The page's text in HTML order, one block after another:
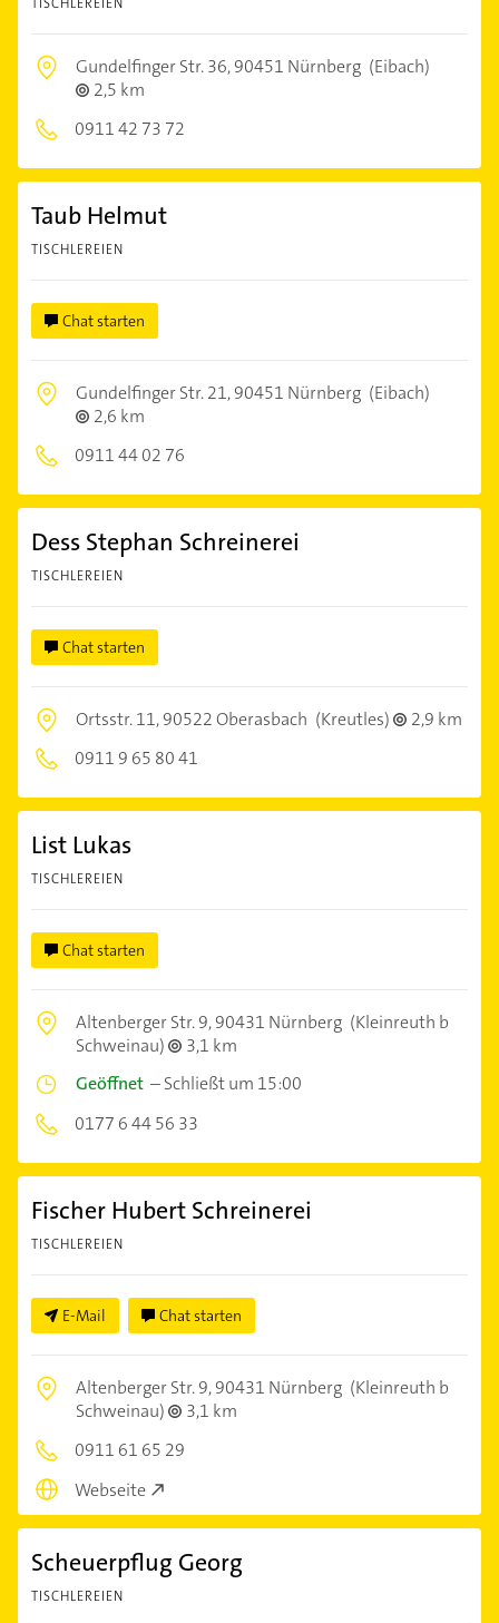
Gundelfinger Str. 36,90451 Nürnberg (Eibach)
2,5 km
0911 42 73 72
Taub Helmut
TISCHLEREIEN
Chat starten
Gundelfinger Str. 21,90451 Nürnberg (Eibach)
2,6 km
0911 44 02 76
Dess Stephan Schreinerei
TISCHLEREIEN
Chat starten
Ortsstr. 11,90522 Oberasbach (Kreutles)
2,9 km
0911 9 65 80 41
List Lukas
TISCHLEREIEN
Chat starten
Altenberger Str. 9,90431 Nürnberg (Kleinreuth b
Schweinau)
3,1 km
Geöffnet –Schließt um 15:00
0177 6 44 56 33
Fischer Hubert Schreinerei
TISCHLEREIEN
E-Mail Chat starten
Altenberger Str. 9,90431 Nürnberg (Kleinreuth b
Schweinau)
3,1 km
0911 61 65 29
Webseite
Scheuerpflug Georg
TISCHLEREIEN